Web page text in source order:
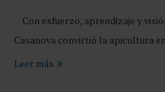
Con esfuerzo, aprendizaje y
Casanova convirtió la apicultura
Leer más